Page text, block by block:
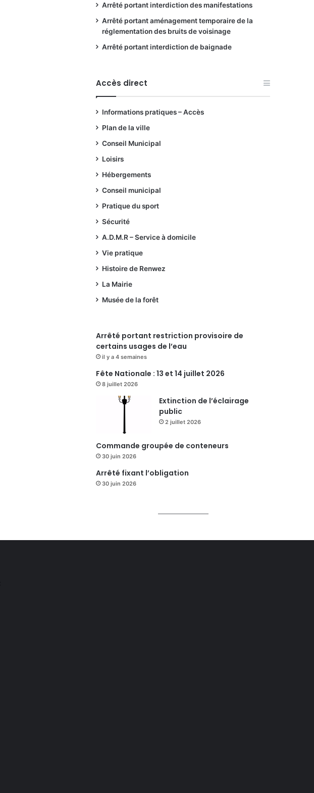
Arrêté portant interdiction des manifestations
Arrêté portant aménagement temporaire de la
réglementation des bruits de voisinage
Arrêté portant interdiction de baignade
Accès direct
Informations pratiques – Accès
Plan de la ville
Conseil Municipal
Loisirs
Hébergements
Conseil municipal
Pratique du sport
Sécurité
A.D.M.R – Service à domicile
Vie pratique
Histoire de Renwez
La Mairie
Musée de la forêt
Arrêté portant restriction provisoire de
certains usages de l’eau
il y a 4 semaines
Fête Nationale : 13 et 14 juillet 2026
8 juillet 2026
Extinction de l’éclairage
public
2 juillet 2026
Commande groupée de conteneurs
30 juin 2026
Arrêté fixant l’obligation
30 juin 2026